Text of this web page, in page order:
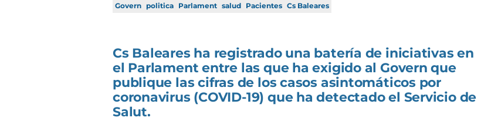
Govern politica Parlament salud Pacientes Cs Baleares
Cs Baleares ha registrado una batería de iniciativas en
el Parlament entre las que ha exigido al Govern que
publique las cifras de los casos asintomáticos por
coronavirus (COVID-19) que ha detectado el Servicio de
Salut.